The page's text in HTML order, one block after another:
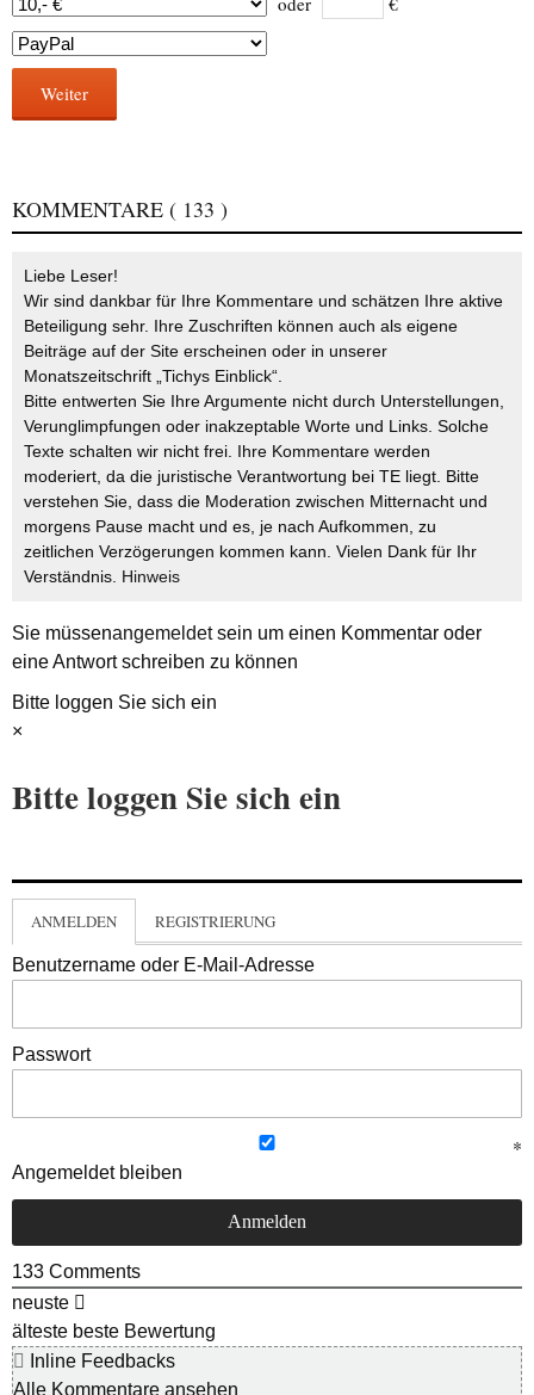
Weiter
KOMMENTARE ( 133 )
Liebe Leser!
Wir sind dankbar für Ihre Kommentare und schätzen Ihre aktive
Beteiligung sehr. Ihre Zuschriften können auch als eigene
Beiträge auf der Site erscheinen oder in unserer
Monatszeitschrift „Tichys Einblick“.
Bitte entwerten Sie Ihre Argumente nicht durch Unterstellungen,
Verunglimpfungen oder inakzeptable Worte und Links. Solche
Texte schalten wir nicht frei. Ihre Kommentare werden
moderiert, da die juristische Verantwortung bei TE liegt. Bitte
verstehen Sie, dass die Moderation zwischen Mitternacht und
morgens Pause macht und es, je nach Aufkommen, zu
zeitlichen Verzögerungen kommen kann. Vielen Dank für Ihr
Verständnis. Hinweis
Sie müssenangemeldetsein um einen Kommentar oder
eine Antwort schreiben zu können
Bitte loggen Sie sich ein
×
Bitte loggen Sie sich ein
ANMELDEN REGISTRIERUNG
Benutzername oder E-Mail-Adresse
Passwort
Angemeldet bleiben
133 Comments
neuste
älteste beste Bewertung
Inline Feedbacks
Alle Kommentare ansehen